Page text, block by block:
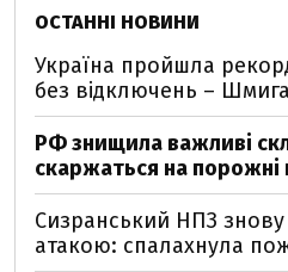
ОСТАННІ НОВИНИ
Україна пройшла
без відключень –
РФ знищила важливі
скаржаться на порожні
Сизранський НПЗ знову
атакою: спалахнула